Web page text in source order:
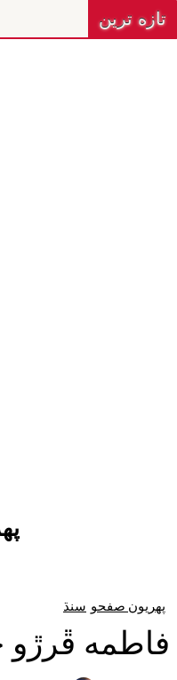
تازه ترين
پهريون صفحو سنڌ
فاطمه